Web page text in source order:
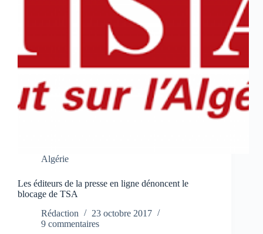
Algérie
Les éditeurs de la presse en ligne dénoncent le
blocage de TSA
Rédaction
23 octobre 2017
9 commentaires